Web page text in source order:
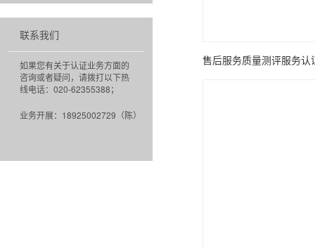
联系我们
如果您有关于认证业务方面的
咨询或者疑问，请拨打以下热
线电话：020-62355388；
业务开展：18925002729（陈）